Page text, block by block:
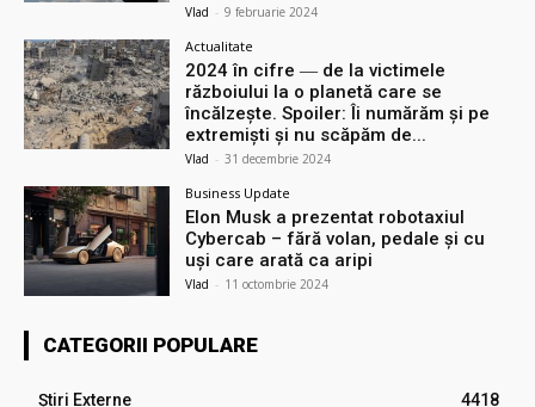
Vlad - 9 februarie 2024
Actualitate
2024 în cifre ― de la victimele
războiului la o planetă care se
încălzește. Spoiler: Îi numărăm și pe
extremiști și nu scăpăm de...
Vlad - 31 decembrie 2024
Business Update
Elon Musk a prezentat robotaxiul
Cyberсab – fără volan, pedale și cu
uși care arată ca aripi
Vlad - 11 octombrie 2024
CATEGORII POPULARE
Știri Externe 4418